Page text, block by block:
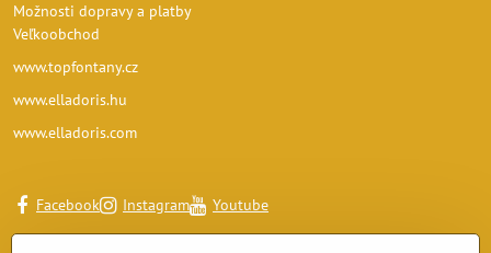
Možnosti dopravy a platby
Veľkoobchod
www.topfontany.cz
www.elladoris.hu
www.elladoris.com
Facebook Instagram Youtube